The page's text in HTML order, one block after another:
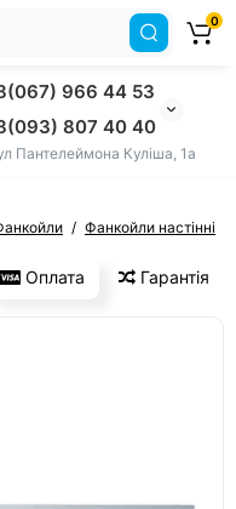
966 44 53
807 40 40
Пантелеймона Куліша, 1а
0
Фанкойли настінні
Оплата Гарантія